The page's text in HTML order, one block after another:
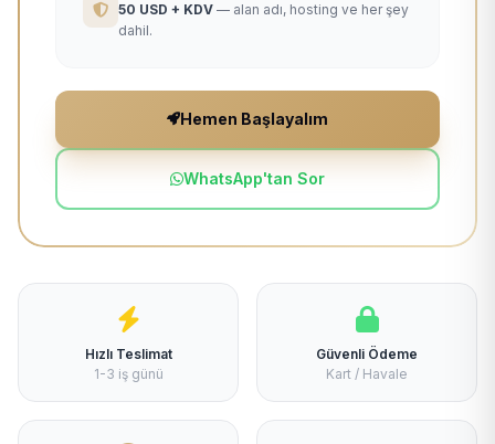
50 USD + KDV — alan adı, hosting ve her şey
dahil.
Hemen Başlayalım
WhatsApp'tan Sor
Hızlı Teslimat
1-3 iş günü
Güvenli Ödeme
Kart / Havale